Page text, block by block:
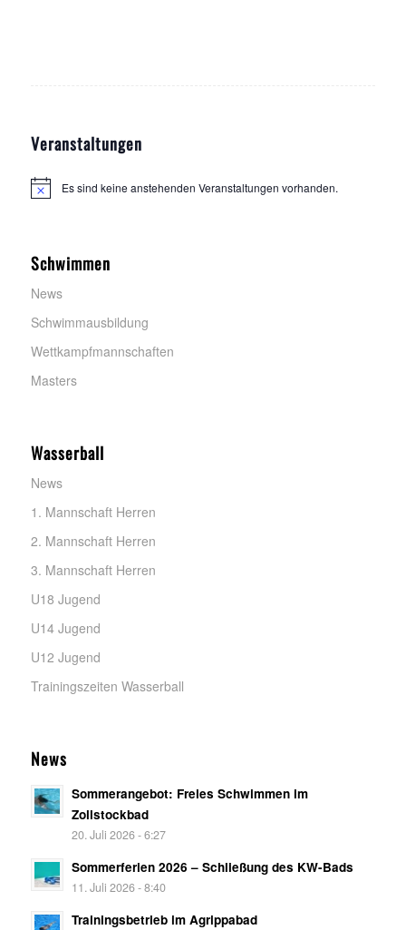
Veranstaltungen
H
i
Es sind keine anstehenden Veranstaltungen vorhanden.
Schwimmen
News
Schwimmausbildung
Wettkampfmannschaften
Masters
Wasserball
News
1. Mannschaft Herren
2. Mannschaft Herren
3. Mannschaft Herren
U18 Jugend
U14 Jugend
U12 Jugend
Trainingszeiten Wasserball
News
Sommerangebot: Freies Schwimmen im
Zollstockbad
20. Juli 2026 - 6:27
Sommerferien 2026 – Schließung des KW-Bads
11. Juli 2026 - 8:40
Trainingsbetrieb im Agrippabad